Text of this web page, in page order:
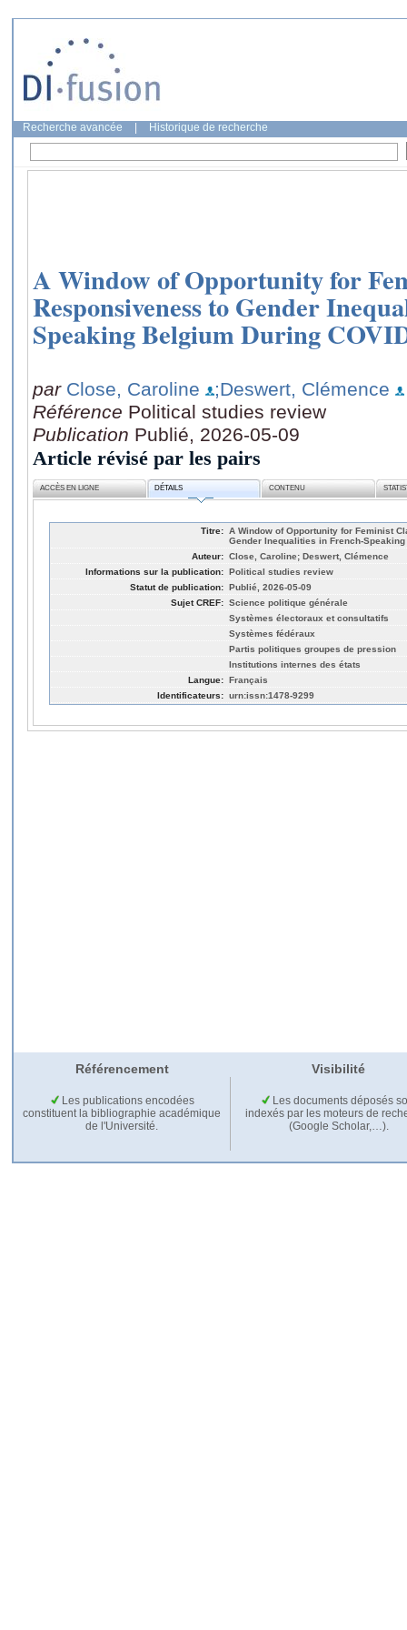
Recherche avancée Historique de recherche
A Window of Opportunity for
Responsiveness to Gender
Speaking Belgium During
par Close, Caroline
;Deswert, Clémence
Référence Political studies review
Publication Publié, 2026-05-09
Article révisé par les pairs
ACCÈS EN LIGNE DÉTAILS CONTENU
Titre: A Window of Opportunity for Feminist
Gender Inequalities in French-Speaking
Auteur: Close, Caroline; Deswert, Clémence
Informations sur la publication: Political studies review
Statut de publication: Publié, 2026-05-09
Sujet CREF: Science politique générale
Systèmes électoraux et consultatifs
Systèmes fédéraux
Partis politiques groupes de pression
Institutions internes des états
Langue: Français
Identificateurs: urn:issn:1478-9299
Référencement Visibilité
Les publications encodées
constituent la bibliographie académique
de l'Université.
Les documents déposés
indexés par les moteurs de
(Google Scholar,…).